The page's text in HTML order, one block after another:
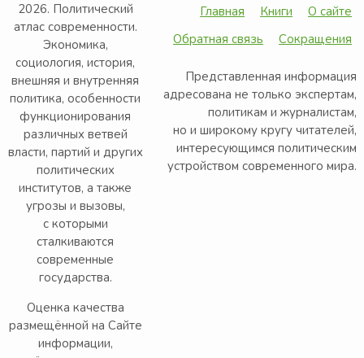
2026. Политический
атлас современности.
Экономика,
социология, история,
внешняя и внутренняя
политика, особенности
функционирования
различных ветвей
власти, партий и других
политических
институтов, а также
угрозы и вызовы,
с которыми
сталкиваются
современные
государства.
Оценка качества
размещённой на Сайте
информации,
Главная Книги
О сайте
Обратная связь
Сокращения
Представленная информация
адресована не только экспертам,
политикам и журналистам,
но и широкому кругу читателей,
интересующимся политическим
устройством современного мира.